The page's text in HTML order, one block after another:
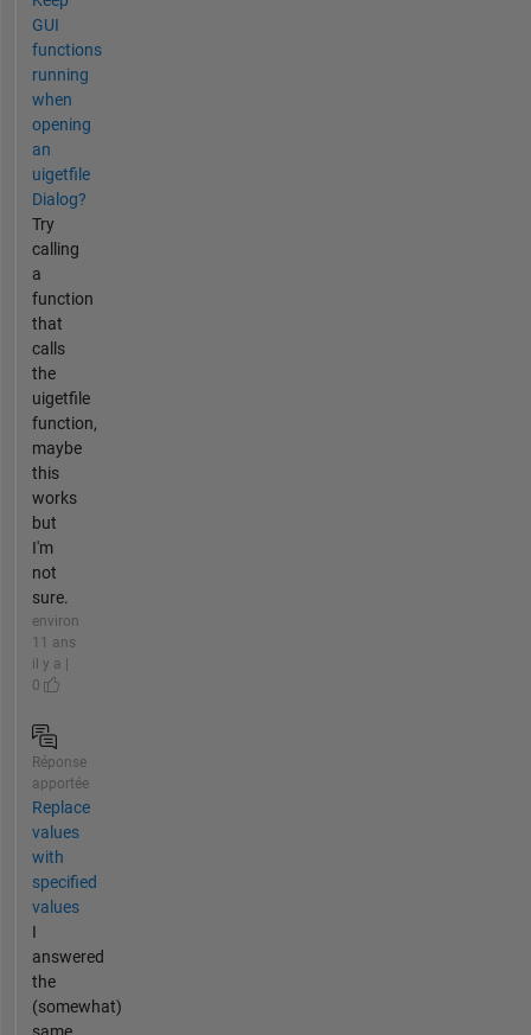
GUI
functions
running
when
opening
an
uigetfile
Dialog?
Try
calling
a
function
that
calls
the
uigetfile
function,
maybe
this
works
but
I'm
not
sure.
environ
11 ans
il y a |
0
Réponse
apportée
Replace
values
with
specified
values
I
answered
the
(somewhat)
same